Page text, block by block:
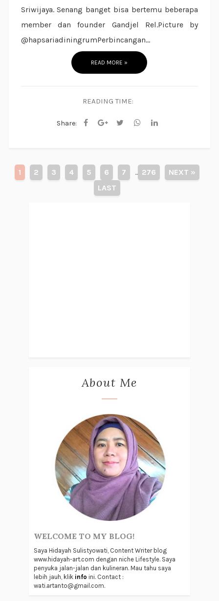
Sriwijaya. Senang banget bisa bertemu beberapa
member dan founder Gandjel Rel.Picture by
@hapsariadiningrumPerbincangan...
READ MORE »
READING TIME:
Share:
1 2 3 4 5 6 7 ... 276
NEXT »
LAST
About Me
WELCOME TO MY BLOG!
Saya Hidayah Sulistyowati, Content Writer blog
www.hidayah-art.com dengan niche Lifestyle. Saya
penyuka jalan-jalan dan kulineran. Mau tahu saya
lebih jauh, klik info ini. Contact :
wati.artanto@gmail.com.